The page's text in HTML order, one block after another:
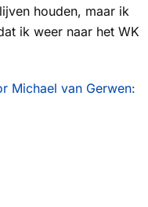
houden, maar ik
ik weer naar het WK
Michael van Gerwen: